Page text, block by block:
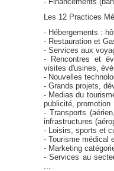
Les 12 Practices
- Hébergements :
- Restauration et
- Services aux
- Rencontres et
visites d'usines,
- Nouvelles
- Grands projets,
- Medias du
publicité, promotion
- Transports
infrastructures
- Loisirs, sports et
- Tourisme médical
- Marketing
- Services au
...